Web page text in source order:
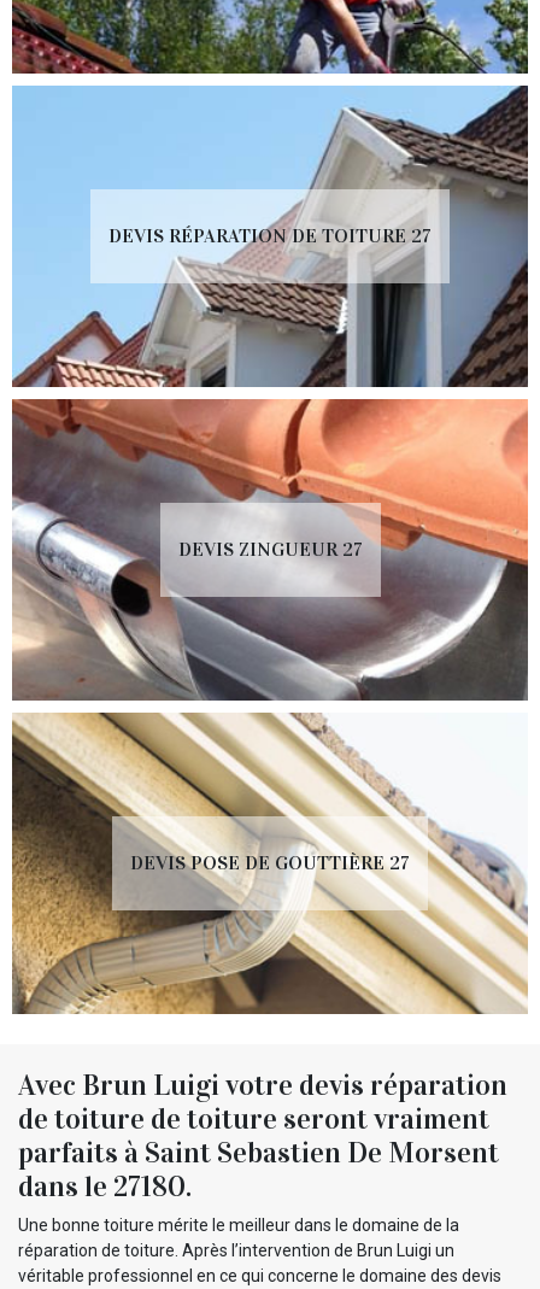
DEVIS RÉPARATION DE TOITURE 27
DEVIS ZINGUEUR 27
DEVIS POSE DE GOUTTIÈRE 27
Avec Brun Luigi votre devis réparation
de toiture de toiture seront vraiment
parfaits à Saint Sebastien De Morsent
dans le 27180.
Une bonne toiture mérite le meilleur dans le domaine de la
réparation de toiture. Après l’intervention de Brun Luigi un
véritable professionnel en ce qui concerne le domaine des devis